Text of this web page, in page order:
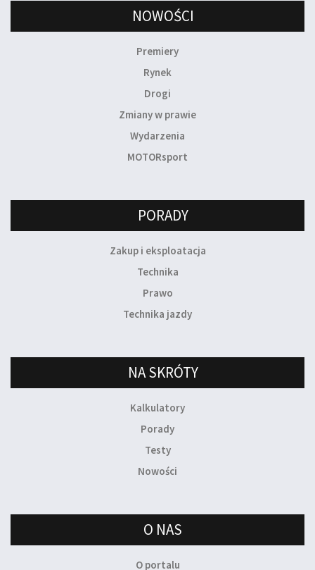
NOWOŚCI
Premiery
Rynek
Drogi
Zmiany w prawie
Wydarzenia
MOTORsport
PORADY
Zakup i eksploatacja
Technika
Prawo
Technika jazdy
NA SKRÓTY
Kalkulatory
Porady
Testy
Nowości
O NAS
O portalu